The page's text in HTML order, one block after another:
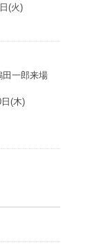
(火)
田一郎来場
(木)